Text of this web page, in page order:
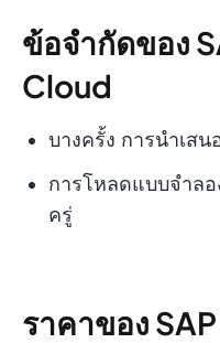
ข้อจำกัดของ
Cloud
บางครั้ง การนำเส
การโหลดแบบจำลอ
ครู่
ราคาของ